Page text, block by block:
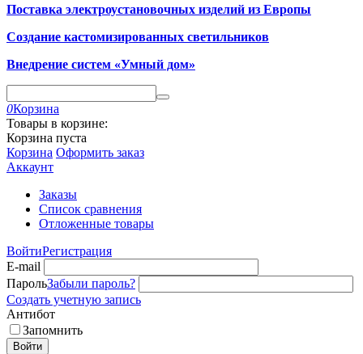
Поставка электроустановочных изделий из Европы
Создание кастомизированных светильников
Внедрение систем «Умный дом»
0Корзина
Товары в корзине:
Корзина пуста
Корзина Оформить заказ
Аккаунт
Заказы
Список сравнения
Отложенные товары
ВойтиРегистрация
E-mail
ПарольЗабыли пароль?
Создать учетную запись
Антибот
Запомнить
Войти